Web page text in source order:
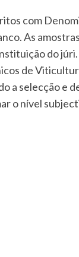
com
As
do
de
a selecção e
o nível